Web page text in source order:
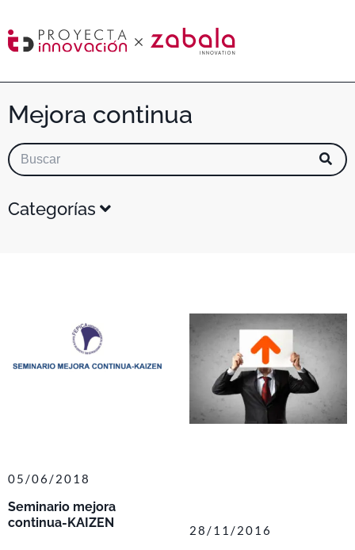
Mejora continua
Categorías
Seminario mejora
continua-KAIZEN
05/06/2018
28/11/2016